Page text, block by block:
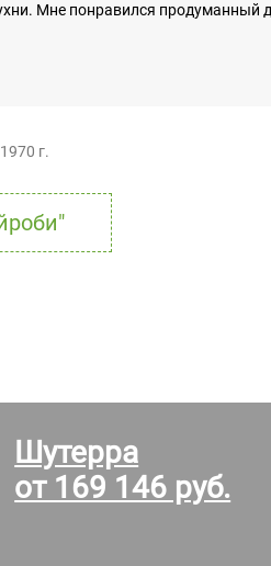
Мне понравился продуманный
г.
Шутерра
от 169 146 руб.